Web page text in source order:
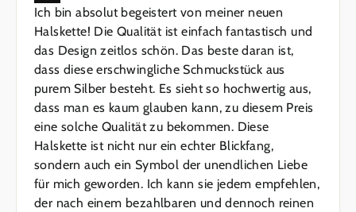
Ich bin absolut begeistert von meiner neuen
Halskette! Die Qualität ist einfach fantastisch und
das Design zeitlos schön. Das beste daran ist,
dass diese erschwingliche Schmuckstück aus
purem Silber besteht. Es sieht so hochwertig aus,
dass man es kaum glauben kann, zu diesem Preis
eine solche Qualität zu bekommen. Diese
Halskette ist nicht nur ein echter Blickfang,
sondern auch ein Symbol der unendlichen Liebe
für mich geworden. Ich kann sie jedem empfehlen,
der nach einem bezahlbaren und dennoch reinen